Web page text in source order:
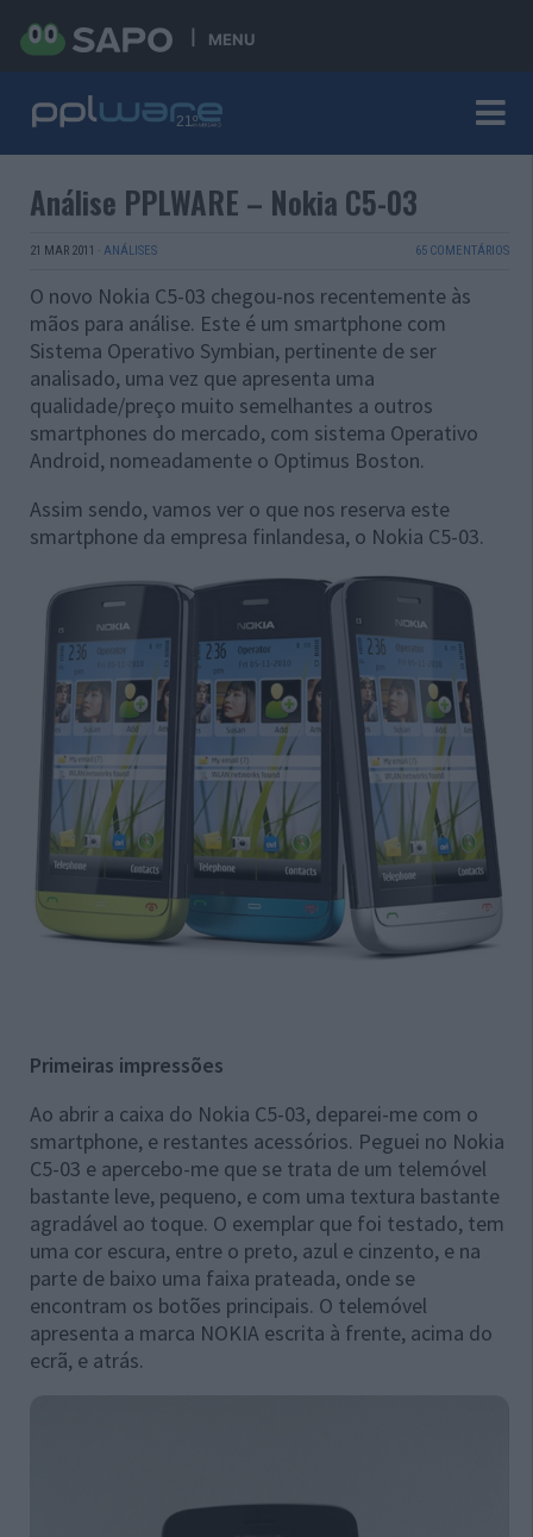
MENU
Análise PPLWARE – Nokia C5-03
21 MAR 2011 · ANÁLISES 65 COMENTÁRIOS
O novo Nokia C5-03 chegou-nos recentemente às
mãos para análise. Este é um smartphone com
Sistema Operativo Symbian, pertinente de ser
analisado, uma vez que apresenta uma
qualidade/preço muito semelhantes a outros
smartphones do mercado, com sistema Operativo
Android, nomeadamente o Optimus Boston.
Assim sendo, vamos ver o que nos reserva este
smartphone da empresa finlandesa, o Nokia C5-03.
Primeiras impressões
Ao abrir a caixa do Nokia C5-03, deparei-me com o
smartphone, e restantes acessórios. Peguei no Nokia
C5-03 e apercebo-me que se trata de um telemóvel
bastante leve, pequeno, e com uma textura bastante
agradável ao toque. O exemplar que foi testado, tem
uma cor escura, entre o preto, azul e cinzento, e na
parte de baixo uma faixa prateada, onde se
encontram os botões principais. O telemóvel
apresenta a marca NOKIA escrita à frente, acima do
ecrã, e atrás.